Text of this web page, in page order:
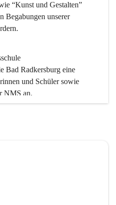
“Kunst und Gestalten”
Begabungen unserer
Bad Radkersburg eine
und Schüler sowie
NMS an.
11.45 und endet um 17.30.